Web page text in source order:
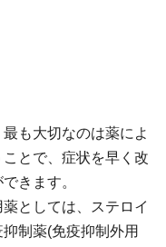
も大切なのは薬によ
とで、症状を早く改
きます。
としては、ステロイ
制薬(免疫抑制外用